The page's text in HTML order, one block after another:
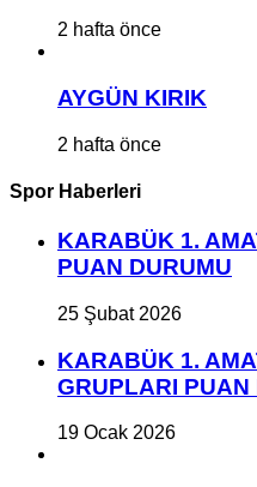
2 hafta önce
AYGÜN KIRIK
2 hafta önce
Spor Haberleri
KARABÜK 1.
PUAN DURUMU
25 Şubat 2026
KARABÜK 1.
GRUPLARI PUAN
19 Ocak 2026